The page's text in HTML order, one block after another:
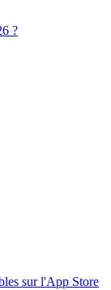
?
sur l'App Store